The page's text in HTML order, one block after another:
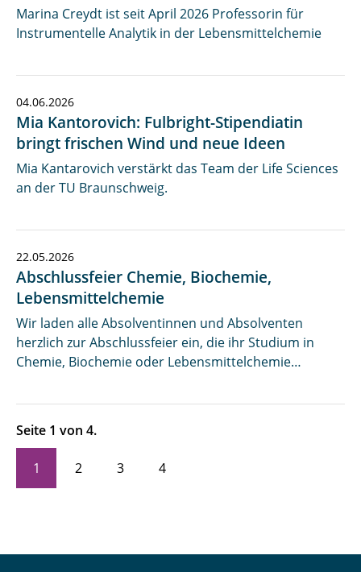
Marina Creydt ist seit April 2026 Professorin für
Instrumentelle Analytik in der Lebensmittelchemie
04.06.2026
Mia Kantorovich: Fulbright-Stipendiatin
bringt frischen Wind und neue Ideen
Mia Kantarovich verstärkt das Team der Life Sciences
an der TU Braunschweig.
22.05.2026
Abschlussfeier Chemie, Biochemie,
Lebensmittelchemie
Wir laden alle Absolventinnen und Absolventen
herzlich zur Abschlussfeier ein, die ihr Studium in
Chemie, Biochemie oder Lebensmittelchemie…
Seite 1 von 4.
1 2 3 4